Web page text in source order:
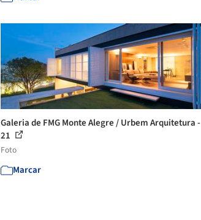
Galeria de FMG Monte Alegre / Urbem Arquitetura -
21
Foto
Marcar